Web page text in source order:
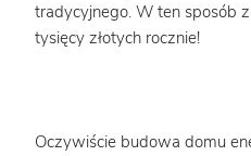
tradycyjnego. W ten sposób
tysięcy złotych rocznie!
Oczywiście budowa domu